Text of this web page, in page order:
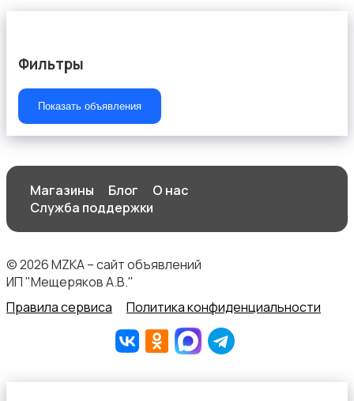
Текстиль и ковры
Фильтры
Показать объявления
Магазины Блог
О нас
Служба поддержки
© 2026 MZKA – сайт объявлений
ИП "Мещеряков А.В."
Правила сервиса
Политика конфиденциальности